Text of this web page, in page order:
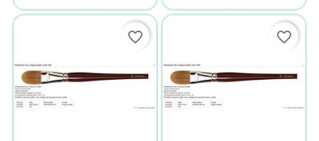
favorite_border favorite_border